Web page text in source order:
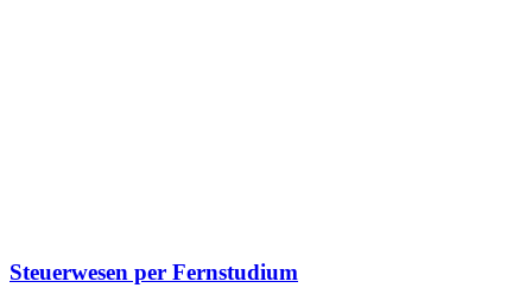
Steuerwesen per Fernstudium